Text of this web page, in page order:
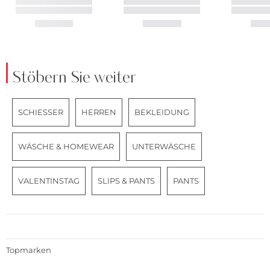
Stöbern Sie weiter
SCHIESSER HERREN BEKLEIDUNG
WÄSCHE & HOMEWEAR UNTERWÄSCHE
VALENTINSTAG SLIPS & PANTS PANTS
Topmarken